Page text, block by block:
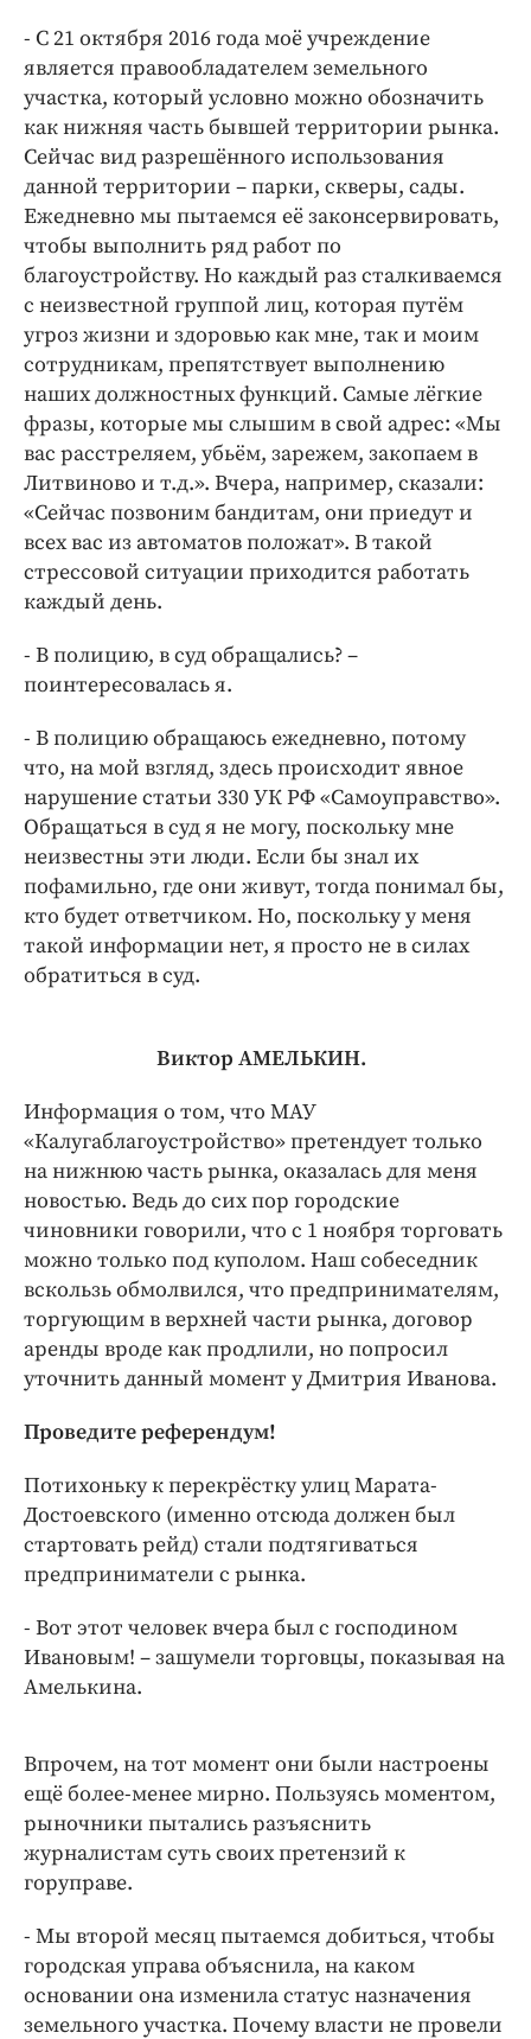
- С 21 октября 2016 года моё учреждение
является правообладателем земельного
участка, который условно можно обозначить
как нижняя часть бывшей территории рынка.
Сейчас вид разрешённого использования
данной территории – парки, скверы, сады.
Ежедневно мы пытаемся её законсервировать,
чтобы выполнить ряд работ по
благоустройству. Но каждый раз сталкиваемся
с неизвестной группой лиц, которая путём
угроз жизни и здоровью как мне, так и моим
сотрудникам, препятствует выполнению
наших должностных функций. Самые лёгкие
фразы, которые мы слышим в свой адрес: «Мы
вас расстреляем, убьём, зарежем, закопаем в
Литвиново и т.д.». Вчера, например, сказали:
«Сейчас позвоним бандитам, они приедут и
всех вас из автоматов положат». В такой
стрессовой ситуации приходится работать
каждый день.
- В полицию, в суд обращались? –
поинтересовалась я.
- В полицию обращаюсь ежедневно, потому
что, на мой взгляд, здесь происходит явное
нарушение статьи 330 УК РФ «Самоуправство».
Обращаться в суд я не могу, поскольку мне
неизвестны эти люди. Если бы знал их
пофамильно, где они живут, тогда понимал бы,
кто будет ответчиком. Но, поскольку у меня
такой информации нет, я просто не в силах
обратиться в суд.
Виктор АМЕЛЬКИН.
Информация о том, что МАУ
«Калугаблагоустройство» претендует только
на нижнюю часть рынка, оказалась для меня
новостью. Ведь до сих пор городские
чиновники говорили, что с 1 ноября торговать
можно только под куполом. Наш собеседник
вскользь обмолвился, что предпринимателям,
торгующим в верхней части рынка, договор
аренды вроде как продлили, но попросил
уточнить данный момент у Дмитрия Иванова.
Проведите референдум!
Потихоньку к перекрёстку улиц Марата-
Достоевского (именно отсюда должен был
стартовать рейд) стали подтягиваться
предприниматели с рынка.
- Вот этот человек вчера был с господином
Ивановым! – зашумели торговцы, показывая на
Амелькина.
Впрочем, на тот момент они были настроены
ещё более-менее мирно. Пользуясь моментом,
рыночники пытались разъяснить
журналистам суть своих претензий к
горуправе.
- Мы второй месяц пытаемся добиться, чтобы
городская управа объяснила, на каком
основании она изменила статус назначения
земельного участка. Почему власти не провели